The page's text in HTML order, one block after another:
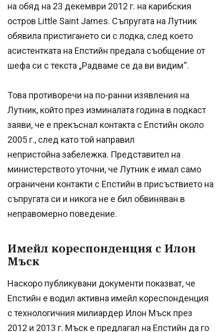
на обяд на 23 декември 2012 г. на карибския
остров Little Saint James. Съпругата на Лутник
обявила пристигането си с лодка, след което
асистентката на Епстийн предала съобщение от
шефа си с текста „Радваме се да ви видим“.
Това противоречи на по-ранни изявления на
Лутник, който през изминалата година в подкаст
заяви, че е прекъснал контакта с Епстийн около
2005 г., след като той направил
непристойна забележка. Представител на
министерството уточни, че Лутник е имал само
ограничени контакти с Епстийн в присъствието на
съпругата си и никога не е бил обвиняван в
неправомерно поведение.
Имейл кореспонденция с Илон
Мъск
Наскоро публикувани документи показват, че
Епстийн е водил активна имейл кореспонденция
с технологичния милиардер Илон Мъск през
2012 и 2013 г. Мъск е предлагал на Епстийн да го